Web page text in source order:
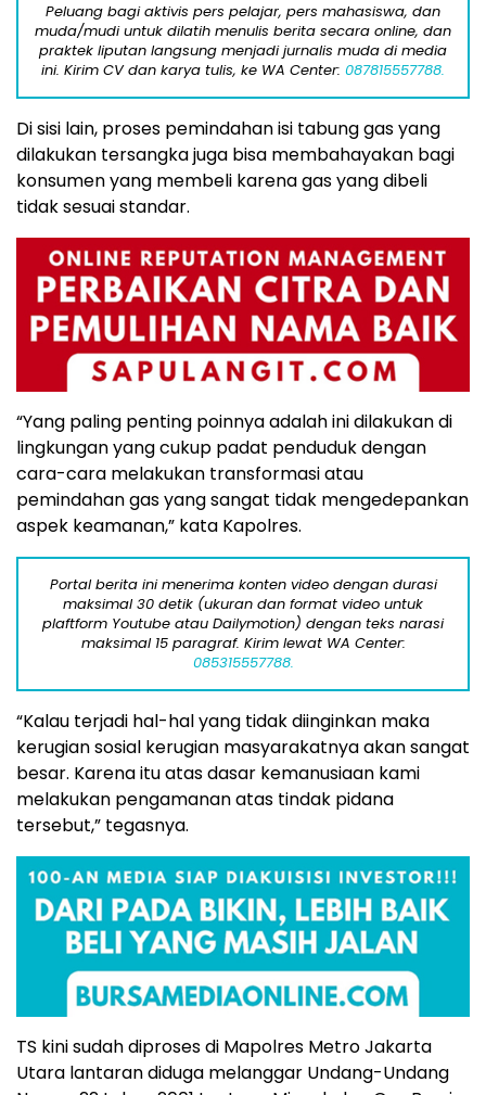
Peluang bagi aktivis pers pelajar, pers mahasiswa, dan
muda/mudi untuk dilatih menulis berita secara online, dan
praktek liputan langsung menjadi jurnalis muda di media
ini. Kirim CV dan karya tulis, ke WA Center: 087815557788.
Di sisi lain, proses pemindahan isi tabung gas yang
dilakukan tersangka juga bisa membahayakan bagi
konsumen yang membeli karena gas yang dibeli
tidak sesuai standar.
“Yang paling penting poinnya adalah ini dilakukan di
lingkungan yang cukup padat penduduk dengan
cara-cara melakukan transformasi atau
pemindahan gas yang sangat tidak mengedepankan
aspek keamanan,” kata Kapolres.
Portal berita ini menerima konten video dengan durasi
maksimal 30 detik (ukuran dan format video untuk
plaftform Youtube atau Dailymotion) dengan teks narasi
maksimal 15 paragraf. Kirim lewat WA Center:
085315557788.
“Kalau terjadi hal-hal yang tidak diinginkan maka
kerugian sosial kerugian masyarakatnya akan sangat
besar. Karena itu atas dasar kemanusiaan kami
melakukan pengamanan atas tindak pidana
tersebut,” tegasnya.
TS kini sudah diproses di Mapolres Metro Jakarta
Utara lantaran diduga melanggar Undang-Undang